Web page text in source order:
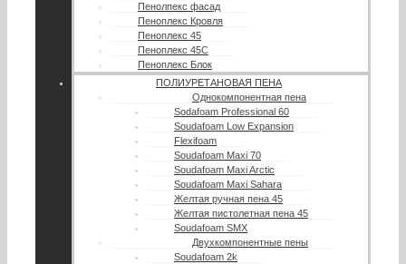
Пенолпекс фасад
Пеноплекс Кровля
Пеноплекс 45
Пеноплекс 45С
Пеноплекс Блок
ПОЛИУРЕТАНОВАЯ ПЕНА
Однокомпонентная пена
Sodafoam Professional 60
Soudafoam Low Expansion
Flexifoam
Soudafoam Maxi 70
Soudafoam Maxi Arctic
Soudafoam Maxi Sahara
Желтая ручная пена 45
Желтая пистолетная пена 45
Soudafoam SMX
Двухкомпонентные пены
Soudafoam 2k